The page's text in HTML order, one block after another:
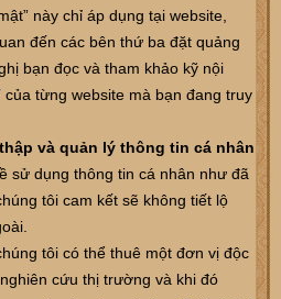
này chỉ áp dụng tại website,
đến các bên thứ ba đặt quảng
bạn đọc và tham khảo kỹ nội
của từng website mà bạn đang truy
và quản lý thông tin cá nhân
sử dụng thông tin cá nhân như đã
tôi cam kết sẽ không tiết lộ
tôi có thể thuê một đơn vị độc
cứu thị trường và khi đó